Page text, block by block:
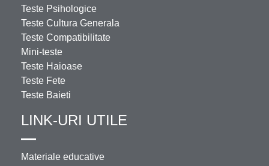
Teste Psihologice
Teste Cultura Generala
Teste Compatibilitate
Mini-teste
Teste Haioase
Teste Fete
Teste Baieti
LINK-URI UTILE
Materiale educative